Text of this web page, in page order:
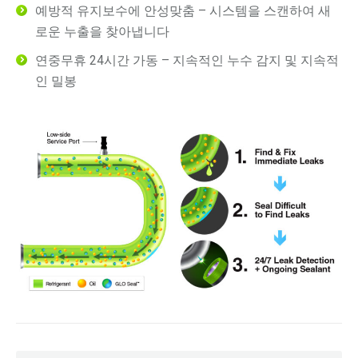
예방적 유지보수에 안성맞춤 – 시스템을 스캔하여 새
로운 누출을 찾아냅니다
연중무휴 24시간 가동 – 지속적인 누수 감지 및 지속적
인 밀봉